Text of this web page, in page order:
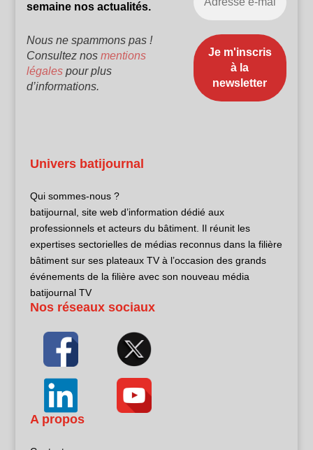
semaine nos actualités.
Nous ne spammons pas !
Consultez nosmentions
légales pour plus
d’informations.
Univers batijournal
Qui sommes-nous ?
batijournal, site web d’information dédié aux
professionnels et acteurs du bâtiment. Il réunit les
expertises sectorielles de médias reconnus dans la filière
bâtiment sur ses plateaux TV à l’occasion des grands
événements de la filière avec son nouveau média
batijournal TV
Nos réseaux sociaux
A propos